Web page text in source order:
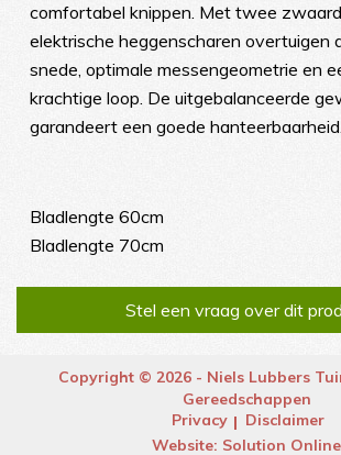
comfortabel knippen. Met twee
elektrische heggenscharen overtuigen
snede, optimale messengeometrie en
krachtige loop. De uitgebalanceerde
garandeert een goede hanteerbaarheid.
Bladlengte 60cm
Bladlengte 70cm
Stel een vraag over dit
Copyright © 2026 - Niels Lubbers
Gereedschappen
Privacy
Disclaimer
Website: Solution Online